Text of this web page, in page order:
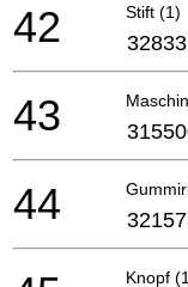
Stift (1)
42
43
44
Knopf